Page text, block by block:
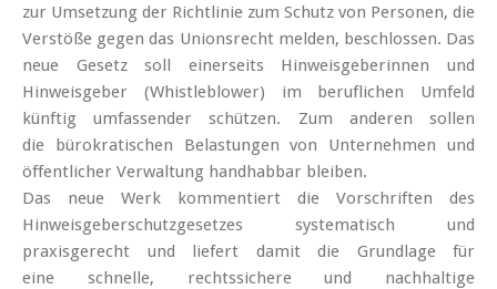
zur Umsetzung der Richtlinie zum Schutz von Personen, die
Verstöße gegen das Unionsrecht melden, beschlossen. Das
neue Gesetz soll einerseits Hinweisgeberinnen und
Hinweisgeber (Whistleblower) im beruflichen Umfeld
künftig umfassender schützen. Zum anderen sollen
die bürokratischen Belastungen von Unternehmen und
öffentlicher Verwaltung handhabbar bleiben.
Das neue Werk kommentiert die Vorschriften des
Hinweisgeberschutzgesetzes systematisch und
praxisgerecht und liefert damit die Grundlage für
eine schnelle, rechtssichere und nachhaltige